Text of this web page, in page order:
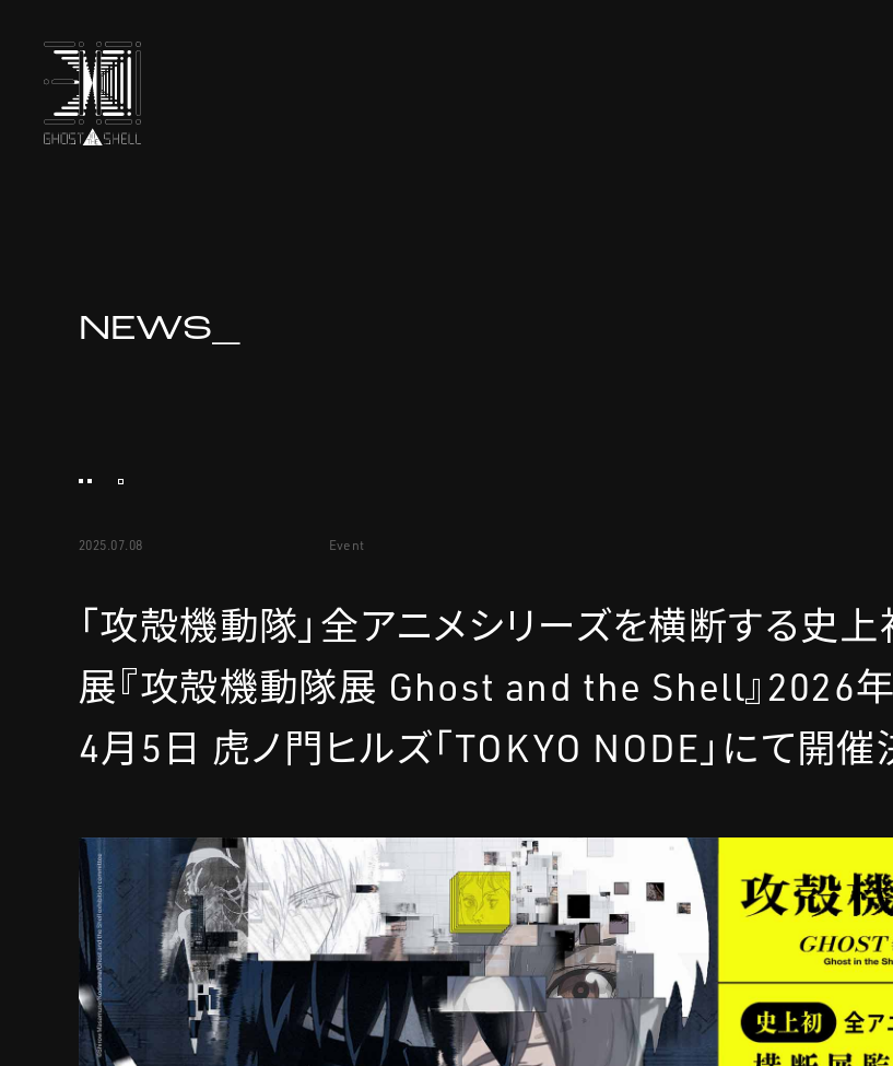
NEWS_
2025.07.08 Event
「攻殻機動隊」全アニメシリーズを横断する史
展『攻殻機動隊展 Ghost and the Shell』2026
4月5日 虎ノ門ヒルズ「TOKYO NODE」にて開催